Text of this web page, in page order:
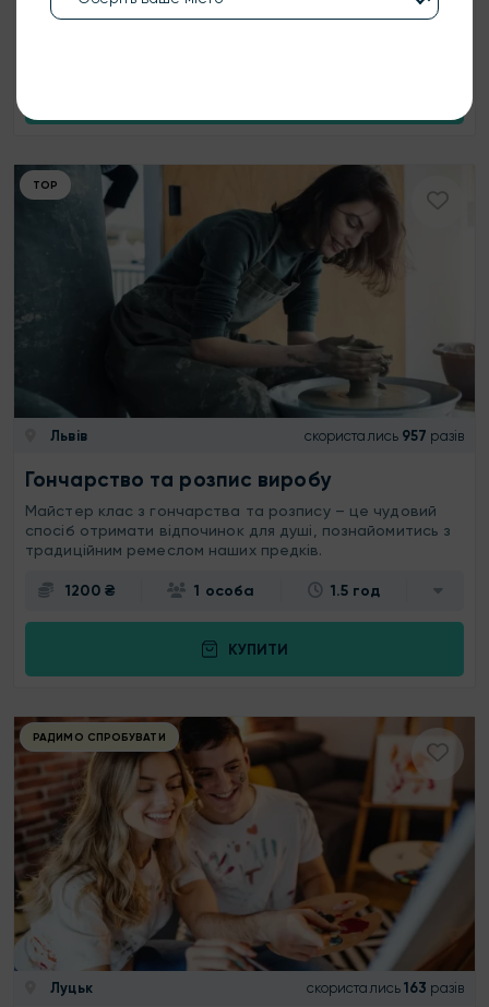
ТОР
Львів скористались 957 разів
Гончарство та розпис виробу
Майстер клас з гончарства та розпису – це чудовий
спосіб отримати відпочинок для душі, познайомитись з
традиційним ремеслом наших предків.
1200 ₴ 1 особа 1.5 год
КУПИТИ
РАДИМО СПРОБУВАТИ
Луцьк скористались 163 разів